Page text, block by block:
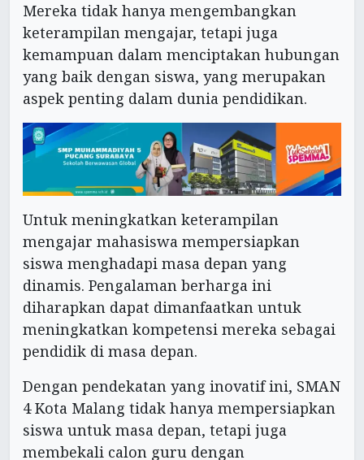
Mereka tidak hanya mengembangkan
keterampilan mengajar, tetapi juga
kemampuan dalam menciptakan hubungan
yang baik dengan siswa, yang merupakan
aspek penting dalam dunia pendidikan.
Untuk meningkatkan keterampilan
mengajar mahasiswa mempersiapkan
siswa menghadapi masa depan yang
dinamis. Pengalaman berharga ini
diharapkan dapat dimanfaatkan untuk
meningkatkan kompetensi mereka sebagai
pendidik di masa depan.
Dengan pendekatan yang inovatif ini, SMAN
4 Kota Malang tidak hanya mempersiapkan
siswa untuk masa depan, tetapi juga
membekali calon guru dengan